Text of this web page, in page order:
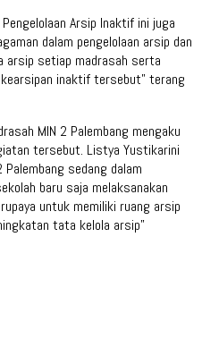
Arsip Inaktif ini juga
dalam pengelolaan arsip dan
arsip setiap madrasah serta
inaktif tersebut” terang
MIN 2 Palembang mengaku
tersebut. Listya Yustikarini
sedang dalam
baru saja melaksanakan
untuk memiliki ruang arsip
tata kelola arsip”